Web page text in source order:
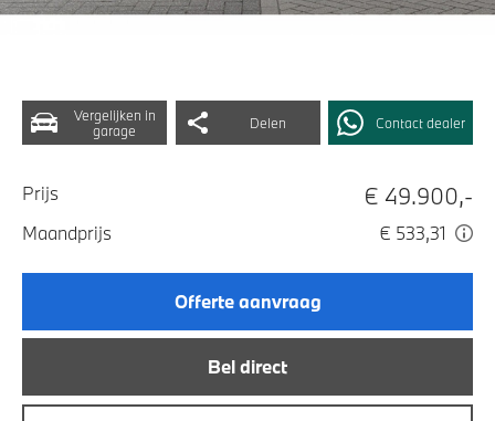
Vergelijken in
garage
Delen Contact dealer
Prijs € 49.900,-
Maandprijs € 533,31
Offerte aanvraag
Bel direct